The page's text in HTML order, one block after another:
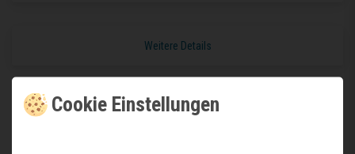
Weitere Details
Modern, geradlinig und funktionell
Cookie Einstellungen